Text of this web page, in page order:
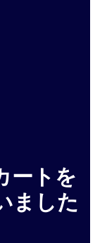
トを
ました